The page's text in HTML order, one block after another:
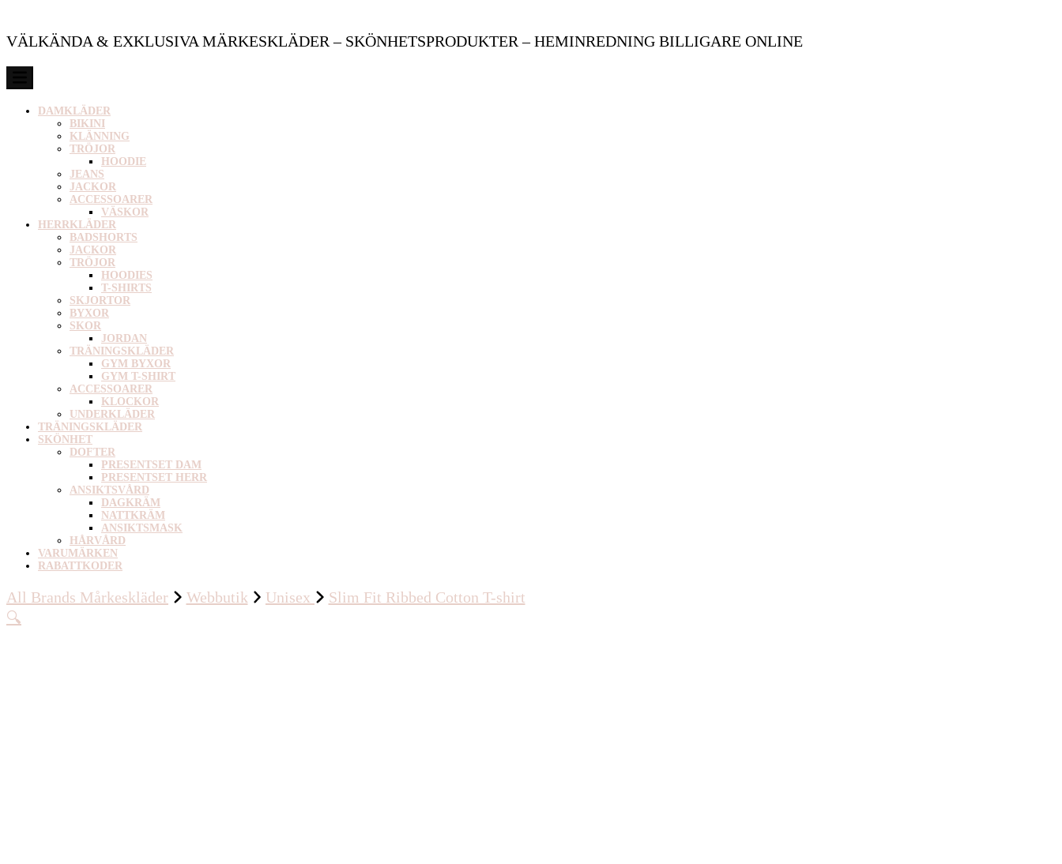
VÄLKÄNDA & EXKLUSIVA MÄRKESKLÄDER – SKÖNHETSPRODUKTER – HEMINREDNING BILLIGARE ONLINE
DAMKLÄDER
BIKINI
KLÄNNING
TRÖJOR
HOODIE
JEANS
JACKOR
ACCESSOARER
VÄSKOR
HERRKLÄDER
BADSHORTS
JACKOR
TRÖJOR
HOODIES
T-SHIRTS
SKJORTOR
BYXOR
SKOR
JORDAN
TRÄNINGSKLÄDER
GYM BYXOR
GYM T-SHIRT
ACCESSOARER
KLOCKOR
UNDERKLÄDER
TRÄNINGSKLÄDER
SKÖNHET
DOFTER
PRESENTSET DAM
PRESENTSET HERR
ANSIKTSVÅRD
DAGKRÄM
NATTKRÄM
ANSIKTSMASK
HÅRVÅRD
VARUMÄRKEN
RABATTKODER
All Brands Mårkeskläder Webbutik Unisex
Slim Fit Ribbed Cotton T-shirt
🔍